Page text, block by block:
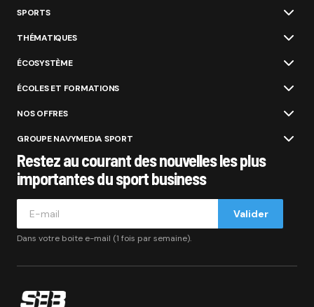
SPORTS
THÉMATIQUES
ÉCOSYSTÈME
ÉCOLES ET FORMATIONS
NOS OFFRES
GROUPE NAVYMEDIA SPORT
Restez au courant des nouvelles les plus
importantes du sport business
Valider
Dans votre boite e-mail (1 fois par semaine).